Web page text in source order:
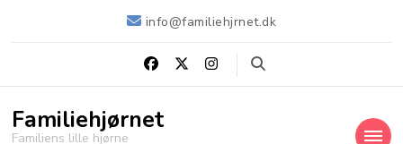
info@familiehjrnet.dk
Familiehjørnet
Familiens lille hjørne